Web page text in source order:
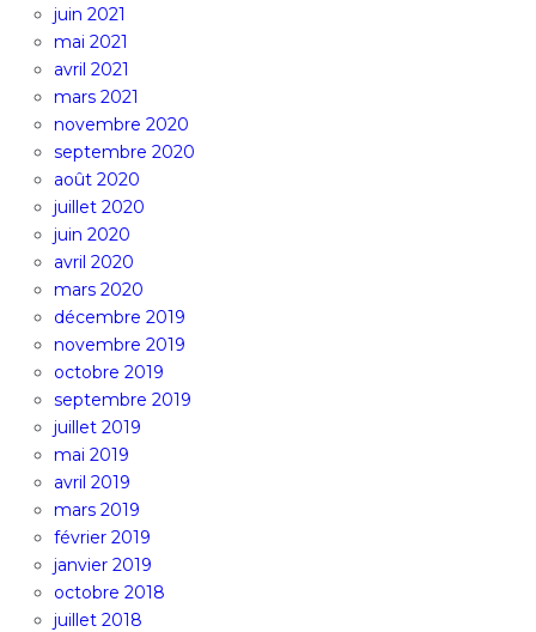
juin 2021
mai 2021
avril 2021
mars 2021
novembre 2020
septembre 2020
août 2020
juillet 2020
juin 2020
avril 2020
mars 2020
décembre 2019
novembre 2019
octobre 2019
septembre 2019
juillet 2019
mai 2019
avril 2019
mars 2019
février 2019
janvier 2019
octobre 2018
juillet 2018